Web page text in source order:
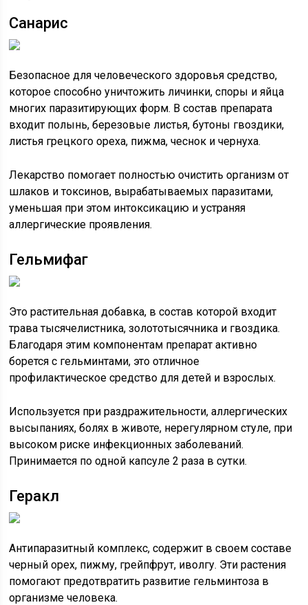
Санарис
Безопасное для человеческого здоровья средство,
которое способно уничтожить личинки, споры и яйца
многих паразитирующих форм. В состав препарата
входит полынь, березовые листья, бутоны гвоздики,
листья грецкого ореха, пижма, чеснок и чернуха.
Лекарство помогает полностью очистить организм от
шлаков и токсинов, вырабатываемых паразитами,
уменьшая при этом интоксикацию и устраняя
аллергические проявления.
Гельмифаг
Это растительная добавка, в состав которой входит
трава тысячелистника, золототысячника и гвоздика.
Благодаря этим компонентам препарат активно
борется с гельминтами, это отличное
профилактическое средство для детей и взрослых.
Используется при раздражительности, аллергических
высыпаниях, болях в животе, нерегулярном стуле, при
высоком риске инфекционных заболеваний.
Принимается по одной капсуле 2 раза в сутки.
Геракл
Антипаразитный комплекс, содержит в своем составе
черный орех, пижму, грейпфрут, иволгу. Эти растения
помогают предотвратить развитие гельминтоза в
организме человека.